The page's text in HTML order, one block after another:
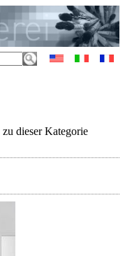
dieser Kategorie